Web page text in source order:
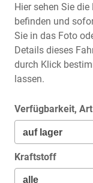
Hier sehen Sie
befinden und
Sie in das Foto
Details dieses
durch Klick
lassen.
Verfügbarkeit, Art
Kraftstoff